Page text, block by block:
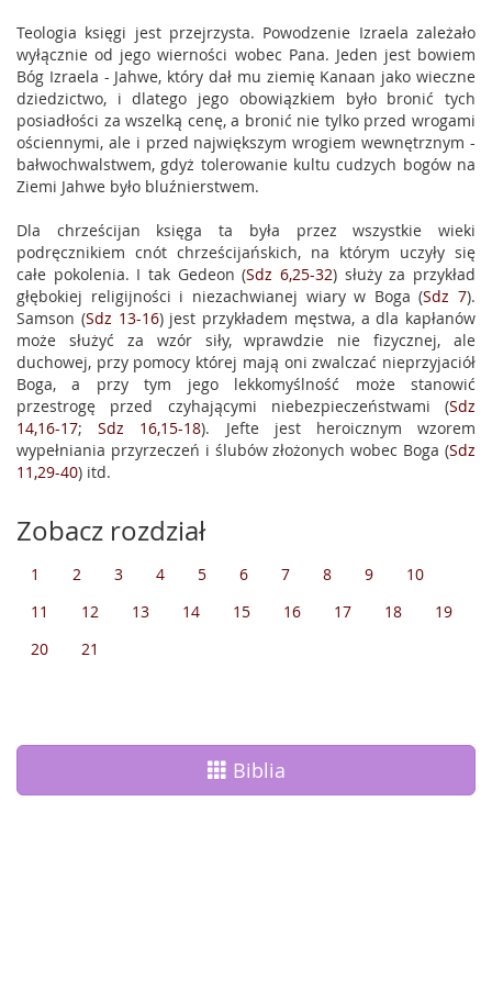
Teologia księgi jest przejrzysta. Powodzenie Izraela zależało
wyłącznie od jego wierności wobec Pana. Jeden jest bowiem
Bóg Izraela - Jahwe, który dał mu ziemię Kanaan jako wieczne
dziedzictwo, i dlatego jego obowiązkiem było bronić tych
posiadłości za wszelką cenę, a bronić nie tylko przed wrogami
ościennymi, ale i przed największym wrogiem wewnętrznym -
bałwochwalstwem, gdyż tolerowanie kultu cudzych bogów na
Ziemi Jahwe było bluźnierstwem.
Dla chrześcijan księga ta była przez wszystkie wieki
podręcznikiem cnót chrześcijańskich, na którym uczyły się
całe pokolenia. I tak Gedeon (Sdz 6,25-32) służy za przykład
głębokiej religijności i niezachwianej wiary w Boga (Sdz 7).
Samson (Sdz 13-16) jest przykładem męstwa, a dla kapłanów
może służyć za wzór siły, wprawdzie nie fizycznej, ale
duchowej, przy pomocy której mają oni zwalczać nieprzyjaciół
Boga, a przy tym jego lekkomyślność może stanowić
przestrogę przed czyhającymi niebezpieczeństwami (Sdz
14,16-17;Sdz 16,15-18). Jefte jest heroicznym wzorem
wypełniania przyrzeczeń i ślubów złożonych wobec Boga (Sdz
11,29-40) itd.
Zobacz rozdział
1 2 3 4 5 6 7 8 9
10
11
12 13 14 15 16 17 18
19
20
21
Biblia